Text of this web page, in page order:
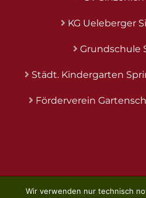
KG Ueleberger
Grundschule
Städt. Kindergarten
Förderverein
©2026
Wir verwenden nur technisch